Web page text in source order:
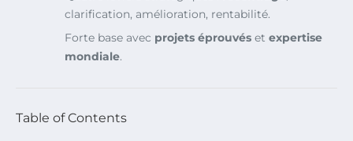
clarification, amélioration, rentabilité.
Forte base avec projets éprouvés et expertise
mondiale.
Table of Contents